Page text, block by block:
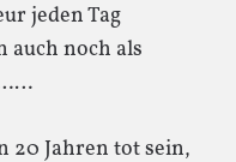
jeden Tag
auch noch als
20 Jahren tot sein,